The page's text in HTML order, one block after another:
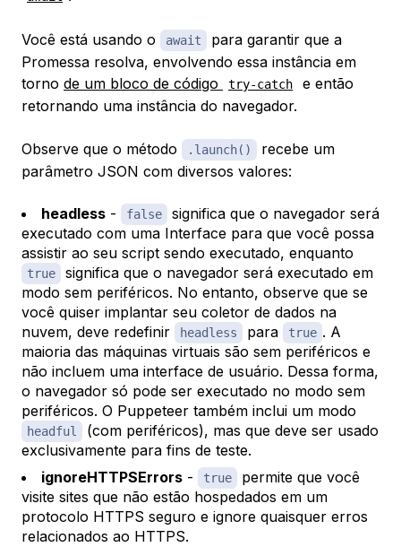
Você está usando o await
para garantir que a
Promessa resolva, envolvendo essa instância em
torno de um bloco de código try-catch
e então
retornando uma instância do navegador.
Observe que o método .launch()
recebe um
parâmetro JSON com diversos valores:
headless - false
significa que o navegador será
executado com uma Interface para que você possa
assistir ao seu script sendo executado, enquanto
true
significa que o navegador será executado em
modo sem periféricos. No entanto, observe que se
você quiser implantar seu coletor de dados na
nuvem, deve redefinir
headless para true . A
maioria das máquinas virtuais são sem periféricos e
não incluem uma interface de usuário. Dessa forma,
o navegador só pode ser executado no modo sem
periféricos. O Puppeteer também inclui um modo
headful
(com periféricos), mas que deve ser usado
exclusivamente para fins de teste.
ignoreHTTPSErrors - true
permite que você
visite sites que não estão hospedados em um
protocolo HTTPS seguro e ignore quaisquer erros
relacionados ao HTTPS.